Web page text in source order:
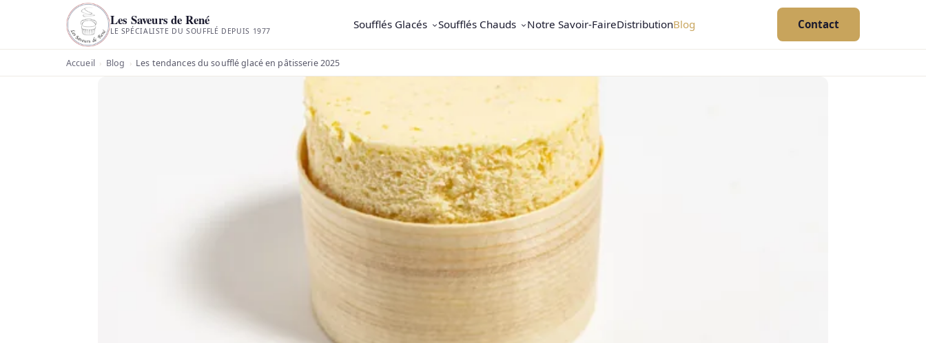
Les Saveurs de René
LE SPÉCIALISTE DU SOUFFLÉ DEPUIS 1977 Soufflés Glacés Soufflés Chauds Notre Savoir-FaireDistributionBlog Contact
Accueil › Blog › Les tendances du soufflé glacé en pâtisserie 2025